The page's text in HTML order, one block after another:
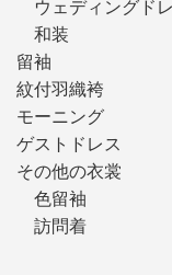
ウェディングド
和装
留袖
紋付羽織袴
モーニング
ゲストドレス
その他の衣裳
色留袖
訪問着